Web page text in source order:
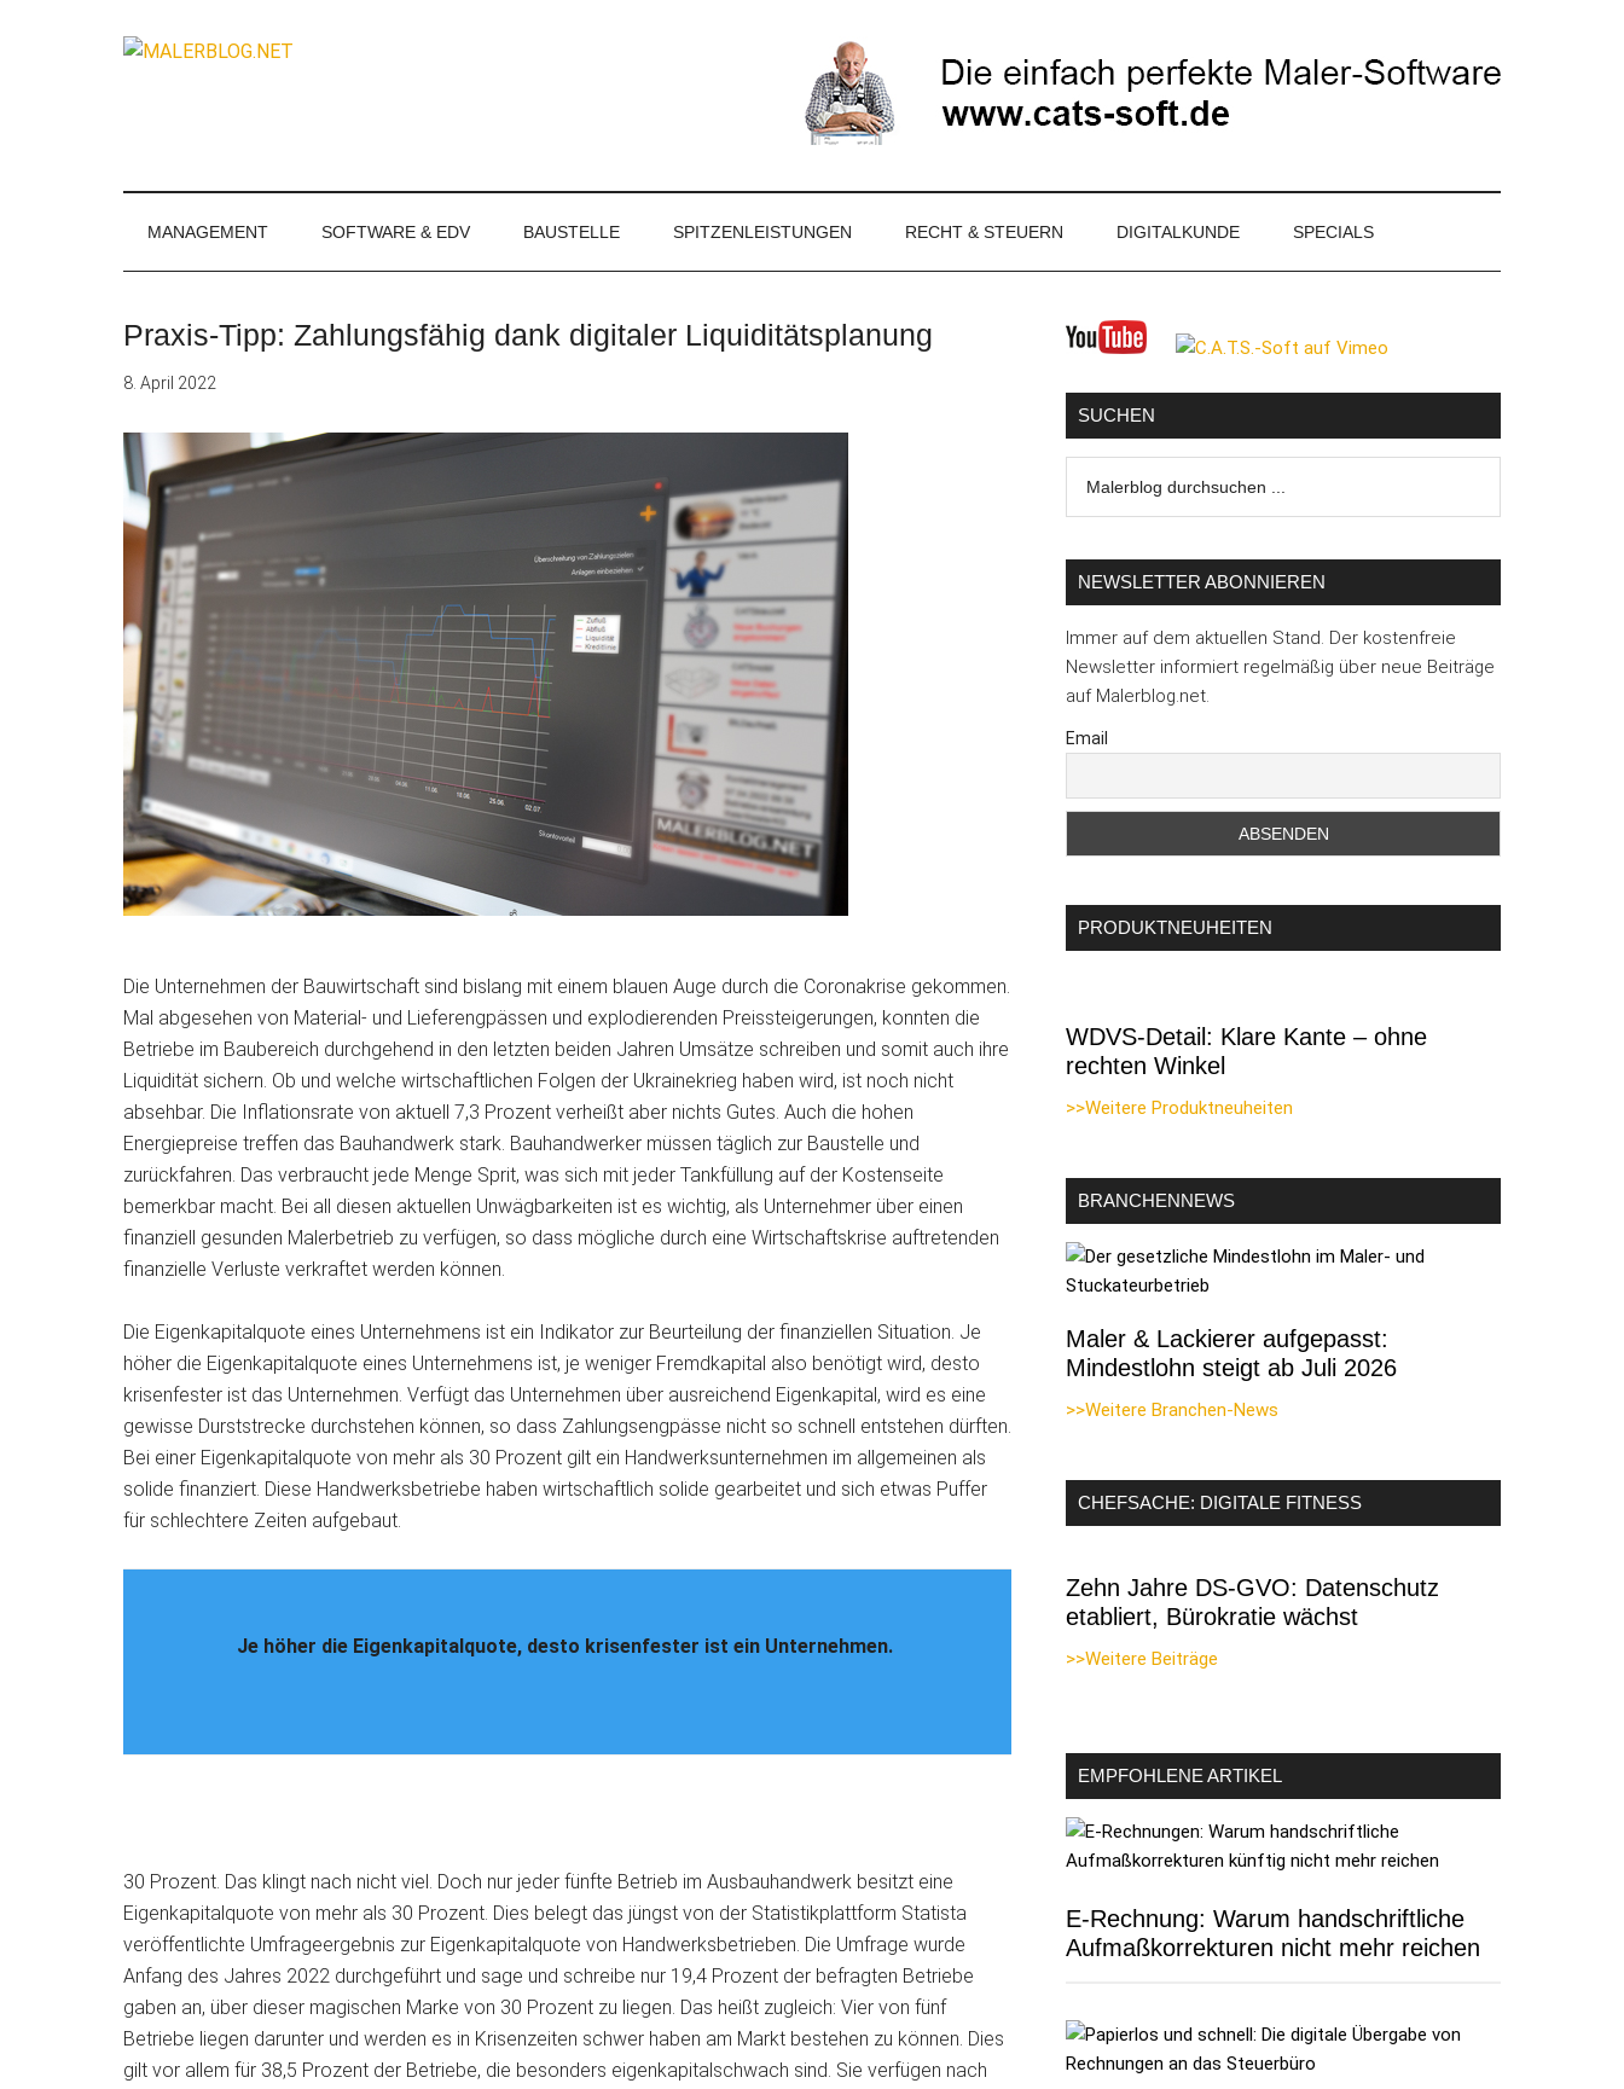
Stuckateure
MANAGEMENT SOFTWARE & EDV BAUSTELLE SPITZENLEISTUNGEN RECHT & STEUERN DIGITALKUNDE SPECIALS
Praxis-Tipp: Zahlungsfähig dank digitaler Liquiditätsplanung
8. April 2022
Die Unternehmen der Bauwirtschaft sind bislang mit einem blauen Auge durch die Coronakrise gekommen.
Mal abgesehen von Material- und Lieferengpässen und explodierenden Preissteigerungen, konnten die
Betriebe im Baubereich durchgehend in den letzten beiden Jahren Umsätze schreiben und somit auch ihre
Liquidität sichern. Ob und welche wirtschaftlichen Folgen der Ukrainekrieg haben wird, ist noch nicht
absehbar. Die Inflationsrate von aktuell 7,3 Prozent verheißt aber nichts Gutes. Auch die hohen
Energiepreise treffen das Bauhandwerk stark. Bauhandwerker müssen täglich zur Baustelle und
zurückfahren. Das verbraucht jede Menge Sprit, was sich mit jeder Tankfüllung auf der Kostenseite
bemerkbar macht. Bei all diesen aktuellen Unwägbarkeiten ist es wichtig, als Unternehmer über einen
finanziell gesunden Malerbetrieb zu verfügen, so dass mögliche durch eine Wirtschaftskrise auftretenden
finanzielle Verluste verkraftet werden können.
Die Eigenkapitalquote eines Unternehmens ist ein Indikator zur Beurteilung der finanziellen Situation. Je
höher die Eigenkapitalquote eines Unternehmens ist, je weniger Fremdkapital also benötigt wird, desto
krisenfester ist das Unternehmen. Verfügt das Unternehmen über ausreichend Eigenkapital, wird es eine
gewisse Durststrecke durchstehen können, so dass Zahlungsengpässe nicht so schnell entstehen dürften.
Bei einer Eigenkapitalquote von mehr als 30 Prozent gilt ein Handwerksunternehmen im allgemeinen als
solide finanziert. Diese Handwerksbetriebe haben wirtschaftlich solide gearbeitet und sich etwas Puffer
für schlechtere Zeiten aufgebaut.
Je höher die Eigenkapitalquote, desto krisenfester ist ein Unternehmen.
30 Prozent. Das klingt nach nicht viel. Doch nur jeder fünfte Betrieb im Ausbauhandwerk besitzt eine
Eigenkapitalquote von mehr als 30 Prozent. Dies belegt das jüngst von der Statistikplattform Statista
veröffentlichte Umfrageergebnis zur Eigenkapitalquote von Handwerksbetrieben. Die Umfrage wurde
Anfang des Jahres 2022 durchgeführt und sage und schreibe nur 19,4 Prozent der befragten Betriebe
gaben an, über dieser magischen Marke von 30 Prozent zu liegen. Das heißt zugleich: Vier von fünf
Betriebe liegen darunter und werden es in Krisenzeiten schwer haben am Markt bestehen zu können. Dies
gilt vor allem für 38,5 Prozent der Betriebe, die besonders eigenkapitalschwach sind. Sie verfügen nach
Seitenspalte
SUCHEN
durchsuchen
NEWSLETTER ABONNIEREN
Immer auf dem aktuellen Stand. Der kostenfreie
Newsletter informiert regelmäßig über neue Beiträge
auf Malerblog.net.
Email
PRODUKTNEUHEITEN
WDVS-Detail: Klare Kante – ohne
rechten Winkel
>>Weitere Produktneuheiten
BRANCHENNEWS
Maler & Lackierer aufgepasst:
Mindestlohn steigt ab Juli 2026
>>Weitere Branchen-News
CHEFSACHE: DIGITALE FITNESS
Zehn Jahre DS-GVO: Datenschutz
etabliert, Bürokratie wächst
>>Weitere Beiträge
EMPFOHLENE ARTIKEL
E-Rechnung: Warum handschriftliche
Aufmaßkorrekturen nicht mehr reichen